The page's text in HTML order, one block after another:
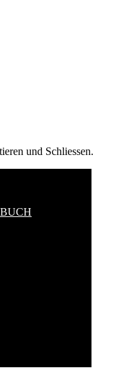
und Schliessen.